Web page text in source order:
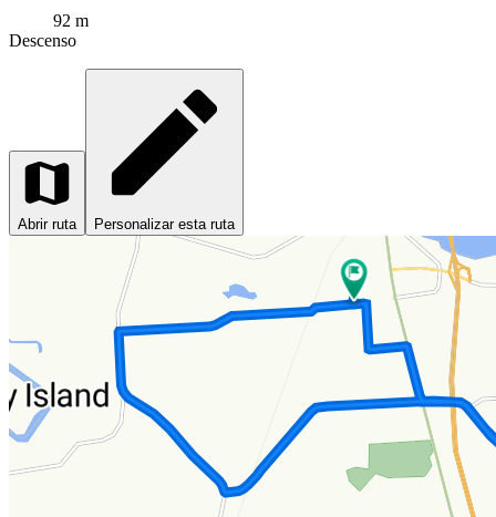
92 m
Descenso
Abrir ruta Personalizar esta ruta